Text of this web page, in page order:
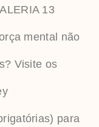
13
mental não
Visite os
para